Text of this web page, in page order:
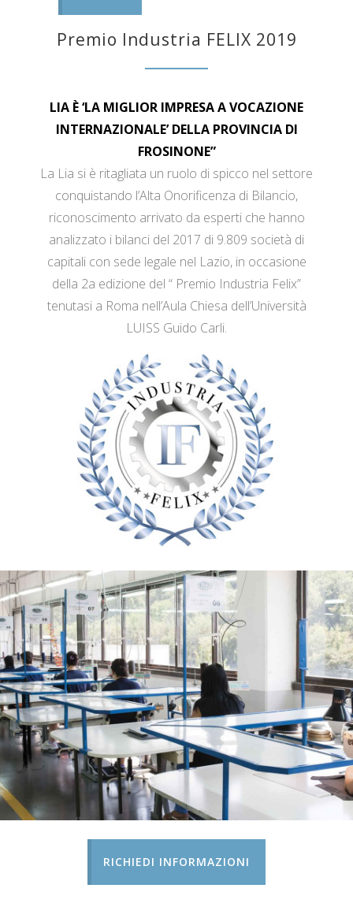
Premio Industria FELIX 2019
LIA È ‘LA MIGLIOR IMPRESA A VOCAZIONE
INTERNAZIONALE’ DELLA PROVINCIA DI
FROSINONE”
La Lia si è ritagliata un ruolo di spicco nel settore
conquistando l’Alta Onorificenza di Bilancio,
riconoscimento arrivato da esperti che hanno
analizzato i bilanci del 2017 di 9.809 società di
capitali con sede legale nel Lazio, in occasione
della 2a edizione del “ Premio Industria Felix”
tenutasi a Roma nell’Aula Chiesa dell’Università
LUISS Guido Carli.
RICHIEDI INFORMAZIONI